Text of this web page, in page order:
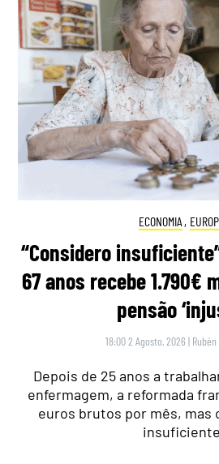
ECONOMIA ,
“Considero
67 anos recebe 1.790€
pensão
18:00 2 Agosto, 2026 |
Depois de 25 anos a
enfermagem, a reformada
euros brutos por mês, mas
insuficiente